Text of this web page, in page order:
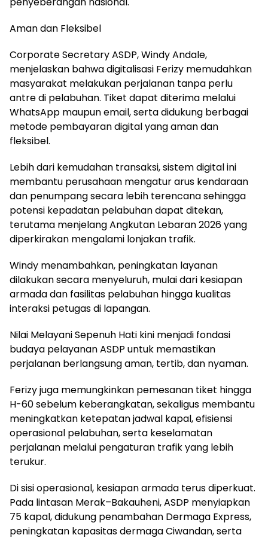
Aman dan Fleksibel
Corporate Secretary ASDP, Windy Andale,
menjelaskan bahwa digitalisasi Ferizy memudahkan
masyarakat melakukan perjalanan tanpa perlu
antre di pelabuhan. Tiket dapat diterima melalui
WhatsApp maupun email, serta didukung berbagai
metode pembayaran digital yang aman dan
fleksibel.
Lebih dari kemudahan transaksi, sistem digital ini
membantu perusahaan mengatur arus kendaraan
dan penumpang secara lebih terencana sehingga
potensi kepadatan pelabuhan dapat ditekan,
terutama menjelang Angkutan Lebaran 2026 yang
diperkirakan mengalami lonjakan trafik.
Windy menambahkan, peningkatan layanan
dilakukan secara menyeluruh, mulai dari kesiapan
armada dan fasilitas pelabuhan hingga kualitas
interaksi petugas di lapangan.
Nilai Melayani Sepenuh Hati kini menjadi fondasi
budaya pelayanan ASDP untuk memastikan
perjalanan berlangsung aman, tertib, dan nyaman.
Ferizy juga memungkinkan pemesanan tiket hingga
H-60 sebelum keberangkatan, sekaligus membantu
meningkatkan ketepatan jadwal kapal, efisiensi
operasional pelabuhan, serta keselamatan
perjalanan melalui pengaturan trafik yang lebih
terukur.
Di sisi operasional, kesiapan armada terus diperkuat.
Pada lintasan Merak–Bakauheni, ASDP menyiapkan
75 kapal, didukung penambahan Dermaga Express,
peningkatan kapasitas dermaga Ciwandan, serta